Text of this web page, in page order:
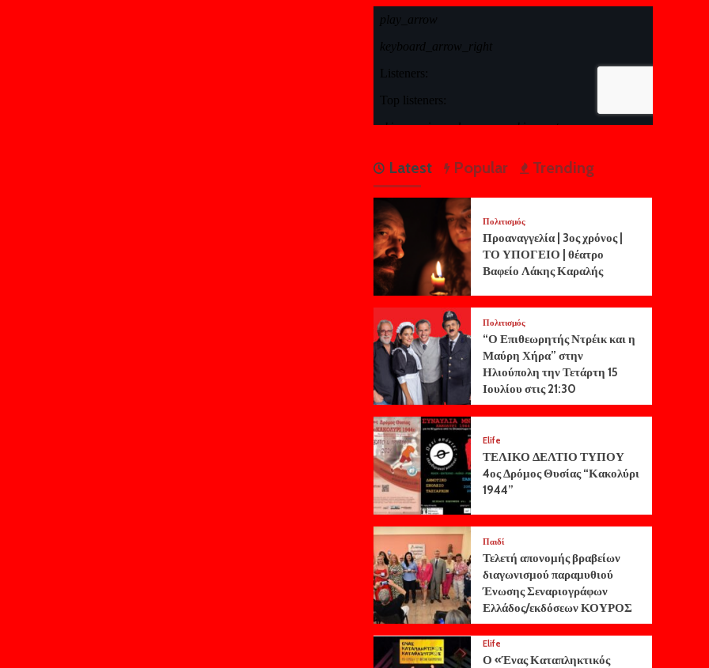
Latest Popular Trending
Πολιτισμός
Προαναγγελία | 3ος χρόνος |
ΤΟ ΥΠΟΓΕΙΟ | θέατρο
Βαφείο Λάκης Καραλής
Πολιτισμός
“Ο Επιθεωρητής Ντρέικ και η
Μαύρη Χήρα” στην
Ηλιούπολη την Τετάρτη 15
Ιουλίου στις 21:30
Elife
ΤΕΛΙΚΟ ΔΕΛΤΙΟ ΤΥΠΟΥ
4ος Δρόμος Θυσίας “Κακολύρι
1944”
Παιδί
Τελετή απονομής βραβείων
διαγωνισμού παραμυθιού
Ένωσης Σεναριογράφων
Ελλάδος/εκδόσεων ΚΟΥΡΟΣ
Elife
Ο «Ένας Καταπληκτικός